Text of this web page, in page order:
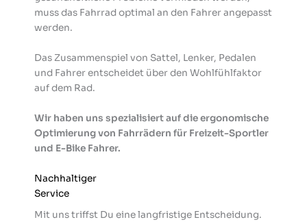
muss das Fahrrad optimal an den Fahrer angepasst
werden.
Das Zusammenspiel von Sattel, Lenker, Pedalen
und Fahrer entscheidet über den Wohlfühlfaktor
auf dem Rad.
Wir haben uns spezialisiert auf die ergonomische
Optimierung von Fahrrädern für Freizeit-Sportler
und E-Bike Fahrer.
Nachhaltiger
Service
Mit uns triffst Du eine langfristige Entscheidung.